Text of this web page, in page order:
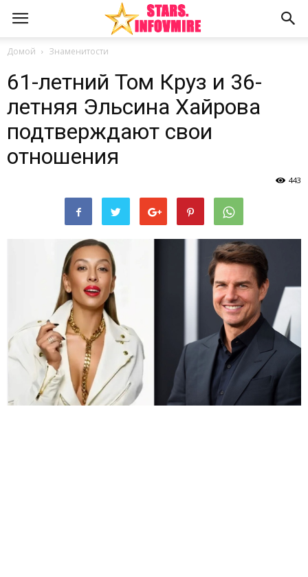
Домой Знаменитости
61-летний Том Круз и 36-
летняя Эльсина Хайрова
подтверждают свои
отношения
443